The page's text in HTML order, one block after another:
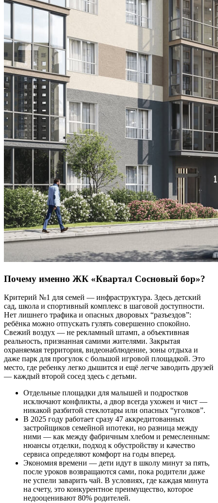
Почему именно ЖК «Квартал Сосновый бор»?
Критерий №1 для семей — инфраструктура. Здесь детский
сад, школа и спортивный комплекс в шаговой доступности.
Нет лишнего трафика и опасных дворовых “разъездов”:
ребёнка можно отпускать гулять совершенно спокойно.
Свежий воздух — не рекламный штамп, а объективная
реальность, признанная самими жителями. Закрытая
охраняемая территория, видеонаблюдение, зоны отдыха и
даже парк для прогулок с большой игровой площадкой. Это
место, где ребенку легко дышится и ещё легче заводить друзей
— каждый второй сосед здесь с детьми.
Отдельные площадки для малышей и подростков
исключают конфликты, а двор всегда ухожен и чист —
никакой разбитой стеклотары или опасных “уголков”.
В 2025 году работает сразу 47 аккредитованных
застройщиков семейной ипотеки, но разница между
ними — как между фабричным хлебом и ремесленным:
нюансы отделки, подход к обустройству и качество
сервиса определяют комфорт на годы вперед.
Экономия времени — дети идут в школу минут за пять,
после уроков возвращаются сами, пока родители даже
не успели заварить чай. В условиях, где каждая минута
на счету, это конкурентное преимущество, которое
недооценивают 80% родителей.